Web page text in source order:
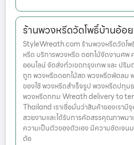
ร้านพวงหรีดวัดโพธิ์บ้านอ้อ
StyleWreath.com ร้านพวงหรีดวัดโ
หรีด บริการพวงหรีด ดอกไม้จัดงานศพ
ออนไลน์ จัดส่งทั่วเขตกรุงเทพ และ ปริ
ถูก พวงหรีดดอกไม้สด พวงหรีดพัดลม
ของใช้ พวงหรีดสำเร็จรูป พวงหรีดปทุ
พวงหรีดกทม Wreath delivery to
Thailand เราเชื่อมั่นว่าสินค้าของเรามี
สวยงามและได้รับการคัดสรรคุณภาพม
ความเป็นตัวของตัวเอง มีความชัดเจน
ต้อ